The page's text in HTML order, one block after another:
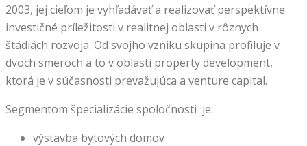
2003, jej cieľom je vyhľadávať a realizovať perspektívne
investičné príležitosti v realitnej oblasti v rôznych
štádiách rozvoja. Od svojho vzniku skupina profiluje v
dvoch smeroch a to v oblasti property development,
ktorá je v súčasnosti prevažujúca a venture capital.
Segmentom špecializácie spoločnosti je:
výstavba bytových domov